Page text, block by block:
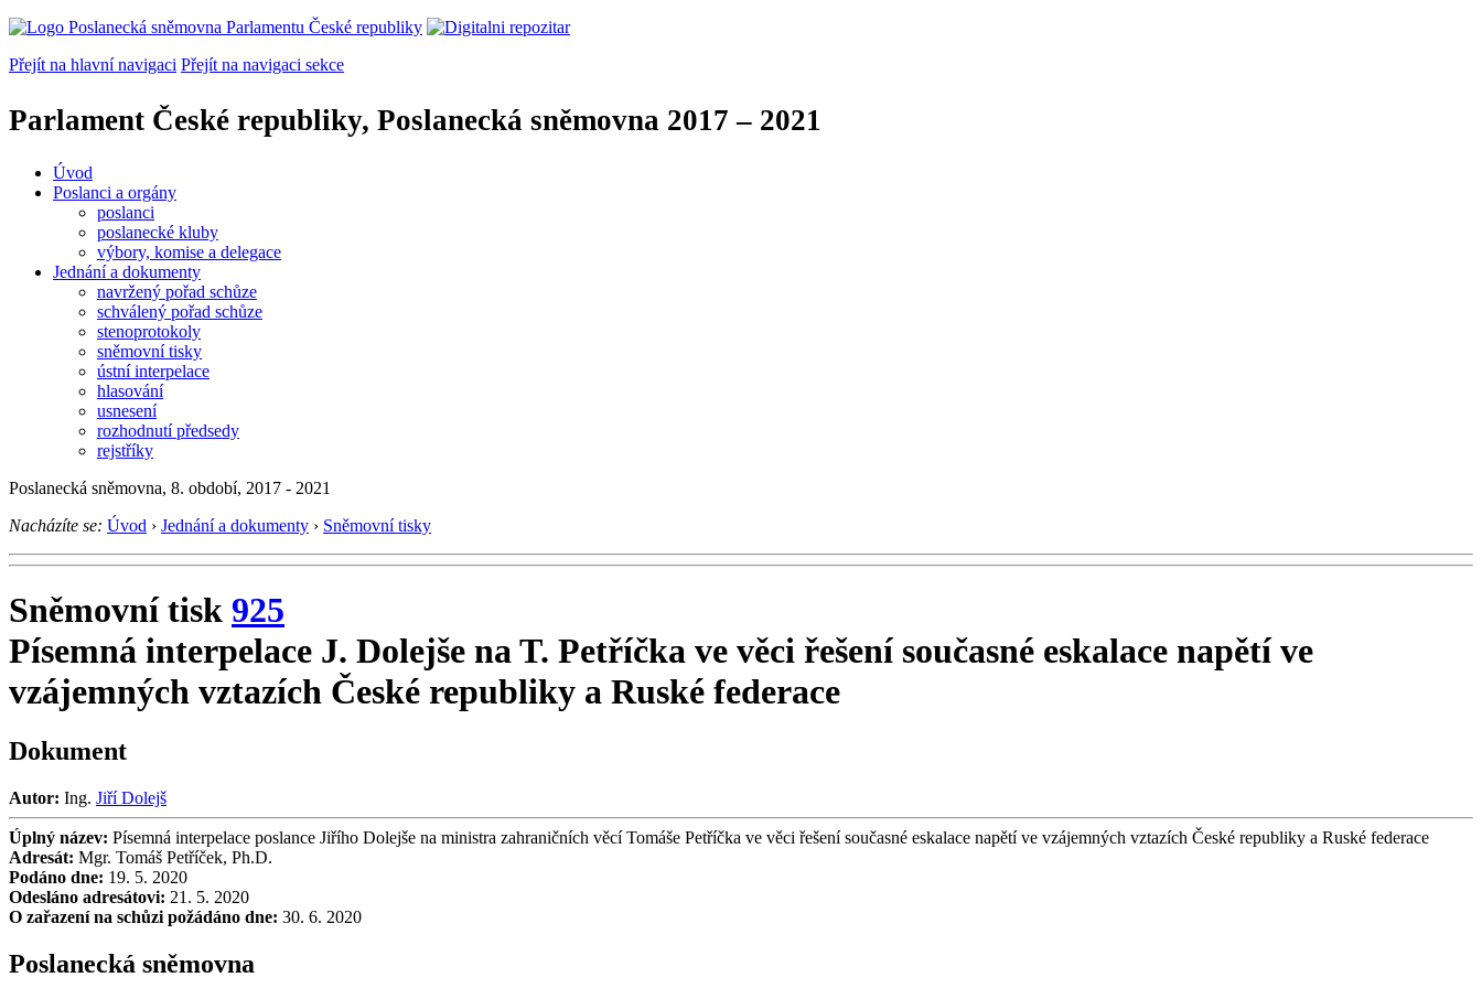
Přejít na hlavní navigaci Přejít na navigaci sekce
Parlament České republiky, Poslanecká sněmovna 2017 – 2021
Úvod
Poslanci a orgány
poslanci
poslanecké kluby
výbory, komise a delegace
Jednání a dokumenty
navržený pořad schůze
schválený pořad schůze
stenoprotokoly
sněmovní tisky
ústní interpelace
hlasování
usnesení
rozhodnutí předsedy
rejstříky
Poslanecká sněmovna, 8. období, 2017 - 2021
Nacházíte se: Úvod › Jednání a dokumenty › Sněmovní tisky
Sněmovní tisk 925
Písemná interpelace J. Dolejše na T. Petříčka ve věci řešení současné eskalace napětí ve
vzájemných vztazích České republiky a Ruské federace
Dokument
Autor: Ing. Jiří Dolejš
Úplný název: Písemná interpelace poslance Jiřího Dolejše na ministra zahraničních věcí Tomáše Petříčka ve věci řešení současné eskalace napětí ve vzájemných vztazích České republiky a Ruské federace
Adresát: Mgr. Tomáš Petříček, Ph.D.
Podáno dne: 19. 5. 2020
Odesláno adresátovi: 21. 5. 2020
O zařazení na schůzi požádáno dne: 30. 6. 2020
Poslanecká sněmovna